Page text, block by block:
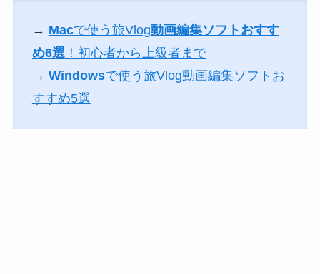
→ Macで使う旅Vlog動画編集ソフトおすす
め6選 ！初心者から上級者まで
→ Windowsで使う旅Vlog動画編集ソフトお
すすめ5選